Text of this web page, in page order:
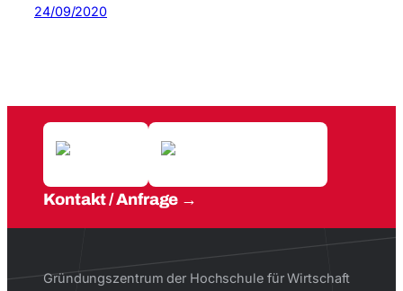
24/09/2020
Kontakt / Anfrage
Gründungszentrum der Hochschule für Wirtschaft